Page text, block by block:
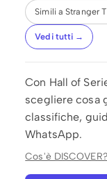
Simili a Stranger
Vedi tutti →
Con Hall of
scegliere cosa
classifiche,
WhatsApp.
Cos'è DISCOVER?